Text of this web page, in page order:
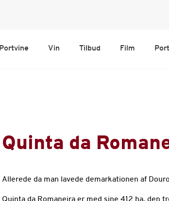
Portvine Vin Tilbud Film
Quinta da
Allerede da man lavede demarkationen af